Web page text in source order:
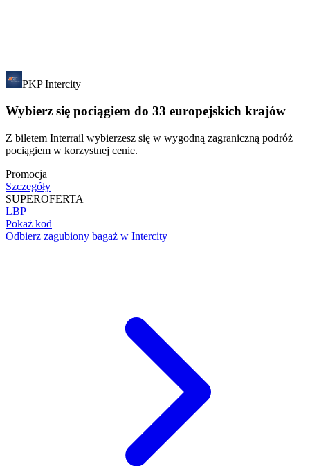
PKP Intercity
Wybierz się pociągiem do 33 europejskich krajów
Z biletem Interrail wybierzesz się w wygodną zagraniczną podróż
pociągiem w korzystnej cenie.
Promocja
Szczegóły
SUPEROFERTA
LBP
Pokaż kod
Odbierz zagubiony bagaż w Intercity